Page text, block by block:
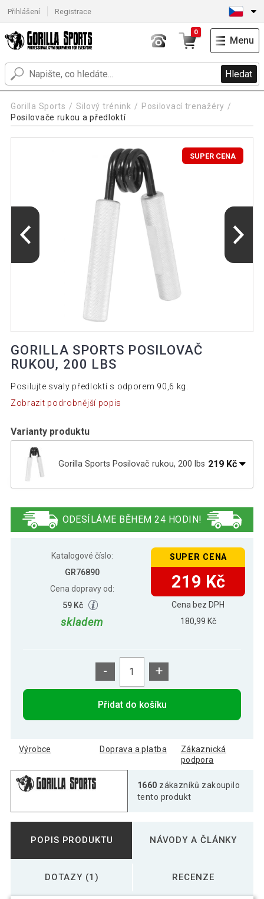
Přihlášení Registrace
Hledat
0
Menu
Gorilla Sports Silový trénink
Posilovací trenažéry
Posilovače rukou a předloktí
SUPER CENA
GORILLA SPORTS POSILOVAČ
RUKOU, 200 LBS
Posilujte svaly předloktí s odporem 90,6 kg.
Zobrazit podrobnější popis
Varianty produktu
Gorilla Sports Posilovač rukou, 200 lbs 219 Kč
Gorilla Sports Posilovač rukou, 150 lbs 180 Kč
Gorilla Sports Posilovač rukou, 250 lbs 266 Kč
265 Kč
ODESÍLÁME BĚHEM 24 HODIN!
Katalogové číslo:
GR76890
Cena dopravy od:
59 Kč
skladem
SUPER CENA
219 Kč
Cena bez DPH
180,99 Kč
- +
Přidat do košíku
Výrobce Doprava a platba
Zákaznická
podpora
1660 zákazníků zakoupilo
tento produkt
POPIS PRODUKTU NÁVODY A ČLÁNKY
DOTAZY (1) RECENZE